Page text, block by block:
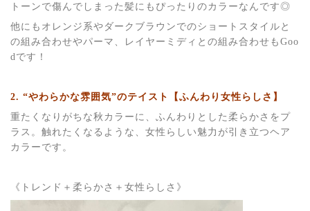
トーンで傷んでしまった髪にもぴったりのカラーなんです◎
他にもオレンジ系やダークブラウンでのショートスタイルと
の組み合わせやパーマ、レイヤーミディとの組み合わせもGoo
dです！
2. “やわらかな雰囲気”のテイスト【ふんわり女性らしさ】
重たくなりがちな秋カラーに、ふんわりとした柔らかさをプ
ラス。触れたくなるような、女性らしい魅力が引き立つヘア
カラーです。
《トレンド＋柔らかさ＋女性らしさ》